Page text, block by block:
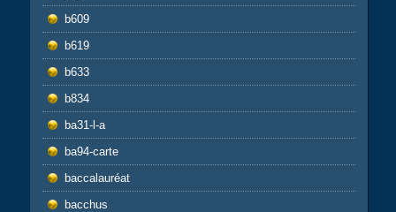
b609
b619
b633
b834
ba31-l-a
ba94-carte
baccalauréat
bacchus